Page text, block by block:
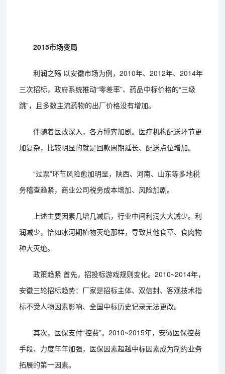
2015市场变局
利润之殇 以安徽市场为例，2010年、2012年、2014年
三次招标，政府系统推动“零差率”、药品中标价格的“三级
跳”，且多数主流药物的出厂价格没有增加。
伴随着医改深入，各方博弈加剧。医疗机构配送环节更
加复杂，比较明显的就是回款周期延长、配送点位增加。
“过票”环节风险愈加明显，陕西、河南、山东等多地税
务稽查趋紧，商业公司税务成本增加、风险加剧。
上述主要因素几增几减后，行业中间利润大大减少。利
润减少，恰如冰河期植物灭绝那样，导致其他食草、食肉物
种大灭绝。
政策趋紧 首先，招投标游戏规则变化。2010~2014年，
安徽三轮招标趋势：厂家是招标主体、双信封、客观技术指
标不受人物因素影响、全国中标历史记录无法更改。
其次，医保支付“控费”。2010~2015年，安徽医保控费
手段、力度年年加强，医保因素超越中标因素成为制约业务
拓展的第一因素。